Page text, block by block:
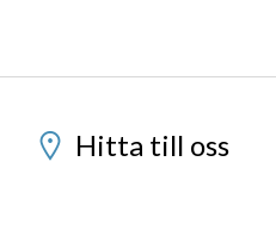
Hitta till oss